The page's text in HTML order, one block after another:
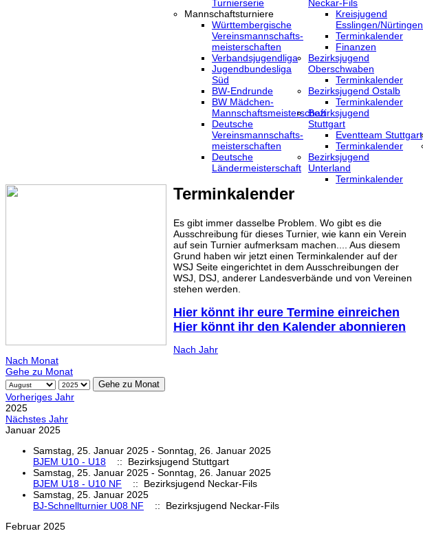
Turnierserie
Mannschaftsturniere
Württembergische
Vereinsmannschafts-
meisterschaften
Verbandsjugendliga
Jugendbundesliga
Süd
BW-Endrunde
BW Mädchen-
Mannschaftsmeisterschaft
Deutsche
Vereinsmannschafts-
meisterschaften
Deutsche
Ländermeisterschaft
Neckar-Fils
Kreisjugend
‎Esslingen/Nürtingen
Terminkalender
Finanzen
Bezirksjugend
Oberschwaben
Terminkalender
Bezirksjugend Ostalb
Terminkalender
Bezirksjugend
Stuttgart
‎Eventteam Stuttgart
Terminkalender
Bezirksjugend
Unterland
Terminkalender
Terminkalender
Es gibt immer dasselbe Problem. Wo gibt es die
Ausschreibung für dieses Turnier, wie kann ein Verein
auf sein Turnier aufmerksam machen.... Aus diesem
Grund haben wir jetzt einen Terminkalender auf der
WSJ Seite eingerichtet in dem Ausschreibungen der
WSJ, DSJ, anderer Landesverbände und von Vereinen
stehen werden.
Hier könnt ihr eure Termine einreichen
Hier könnt ihr den Kalender abonnieren
Nach Jahr
Nach Monat
Gehe zu Monat
Gehe zu Monat
Vorheriges Jahr
2025
Nächstes Jahr
Januar 2025
Samstag, 25. Januar 2025 - Sonntag, 26. Januar 2025
BJEM U10 - U18
:: Bezirksjugend Stuttgart
Samstag, 25. Januar 2025 - Sonntag, 26. Januar 2025
BJEM U18 - U10 NF
:: Bezirksjugend Neckar-Fils
Samstag, 25. Januar 2025
BJ-Schnellturnier U08 NF
:: Bezirksjugend Neckar-Fils
Februar 2025